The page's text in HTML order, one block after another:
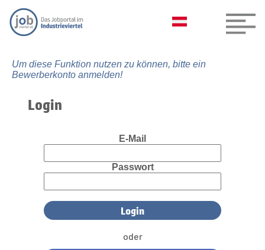
Um diese Funktion nutzen zu können, bitte ein
Bewerberkonto anmelden!
Login
E-Mail
Passwort
oder